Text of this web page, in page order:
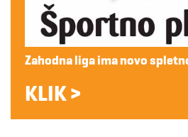
Zahodna liga ima novo
KLIK >